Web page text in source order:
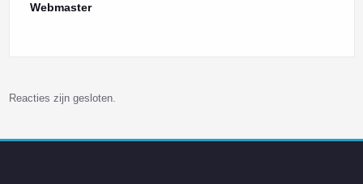
Webmaster
Reacties zijn gesloten.